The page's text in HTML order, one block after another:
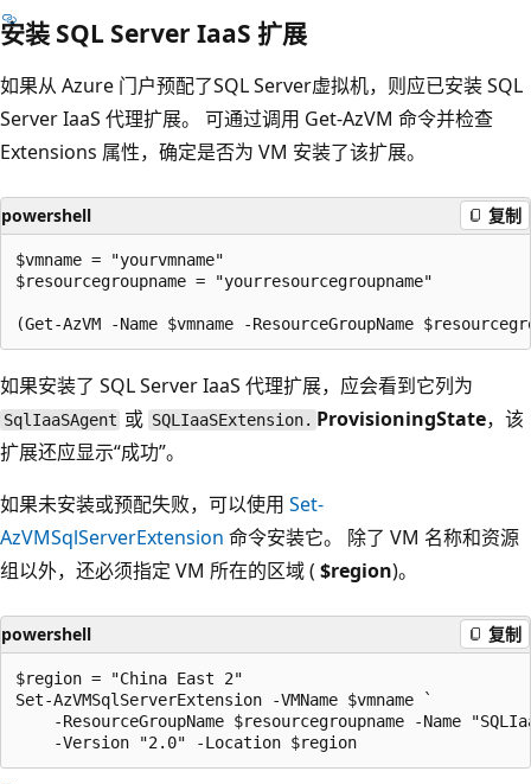
安装 SQL Server IaaS 扩展
如果从 Azure 门户预配了SQL Server虚拟机，则应已安装 SQL
Server IaaS 代理扩展。 可通过调用 Get-AzVM 命令并检查
Extensions 属性，确定是否为 VM 安装了该扩展。
powershell 复制
$vmname = "yourvmname"
$resourcegroupname = "yourresourcegroupname"
如果安装了 SQL Server IaaS 代理扩展，应会看到它列为
SqlIaaSAgent 或 SQLIaaSExtension. ProvisioningState，该
扩展还应显示“成功”。
如果未安装或预配失败，可以使用 Set-
AzVMSqlServerExtension 命令安装它。 除了 VM 名称和资源
组以外，还必须指定 VM 所在的区域 ( $region)。
powershell 复制
$region = "China East 2"
Set-AzVMSqlServerExtension -VMName $vmname `
-ResourceGroupName $resourcegroupname -Name